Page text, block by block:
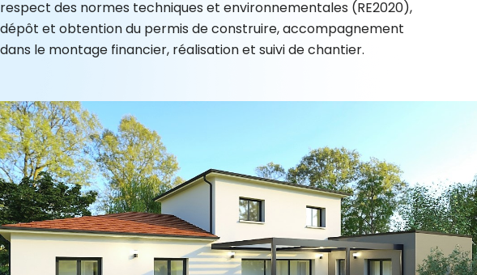
dépôt et obtention du permis de construire, accompagnement
dans le montage financier, réalisation et suivi de chantier.